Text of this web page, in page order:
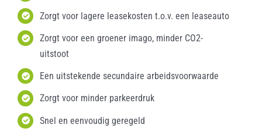
Zorgt voor lagere leasekosten t.o.v. een leaseauto
Zorgt voor een groener imago, minder CO2-
uitstoot
Een uitstekende secundaire arbeidsvoorwaarde
Zorgt voor minder parkeerdruk
Snel en eenvoudig geregeld